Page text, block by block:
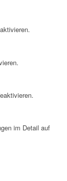
im Detail auf